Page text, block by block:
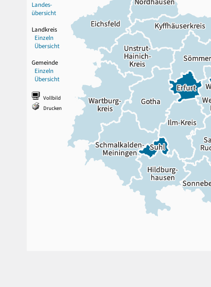
Landes-
übersicht
Landkreis
Einzeln
Übersicht
Gemeinde
Einzeln
Übersicht
Vollbild
Drucken